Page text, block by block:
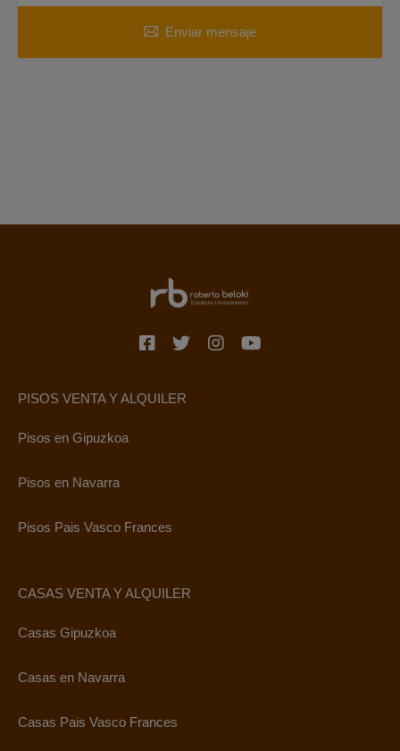
Enviar mensaje
PISOS VENTA Y ALQUILER
Pisos en Gipuzkoa
Pisos en Navarra
Pisos Pais Vasco Frances
CASAS VENTA Y ALQUILER
Casas Gipuzkoa
Casas en Navarra
Casas Pais Vasco Frances